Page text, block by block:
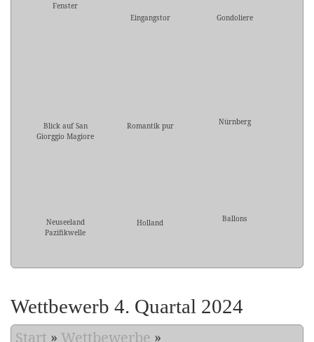
Fenster
Eingangstor
Gondoliere
Blick auf San
Giorggio Magiore
Romantik pur Nürnberg
Neuseeland
Pazifikwelle
Holland Ballons
Wettbewerb 4. Quartal 2024
Start » Wettbewerbe »